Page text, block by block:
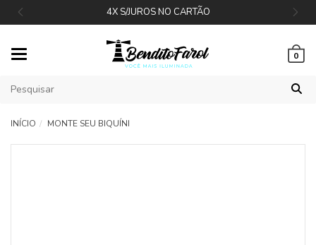
4X S/JUROS NO CARTÃO
0
INÍCIO MONTE SEU BIQUÍNI